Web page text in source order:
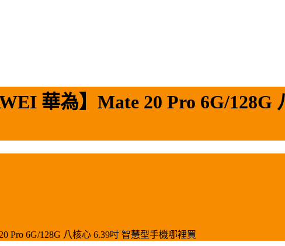
華為】Mate 20 Pro 6G/128G
Pro 6G/128G 八核心 6.39吋 智慧型手機哪裡買